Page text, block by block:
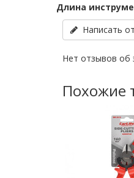
Длина
Написать
Нет отзывов об
Похожие